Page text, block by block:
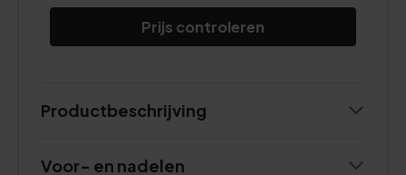
Prijs controleren
Productbeschrijving
Voor- en nadelen